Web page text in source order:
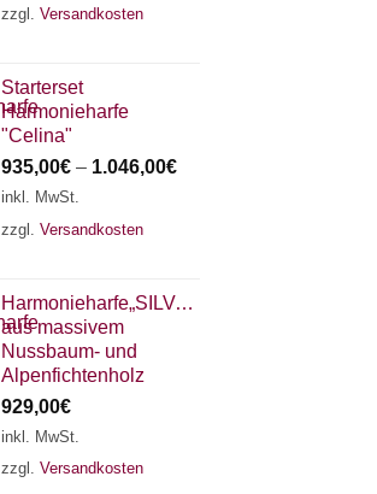
zzgl. Versandkosten
Starterset
Harmonieharfe
"Celina"
935,00€ – 1.046,00€
inkl. MwSt.
zzgl. Versandkosten
Harmonieharfe„SILVANA"
aus massivem
Nussbaum- und
Alpenfichtenholz
929,00€
inkl. MwSt.
zzgl. Versandkosten